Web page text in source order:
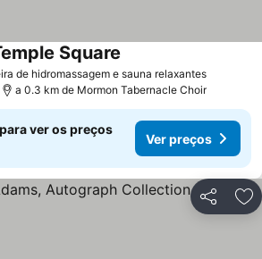
de hidromassagem e sauna relaxantes
Square
a 0.3 km de Mormon Tabernacle Choir
ver os preços
Ver preços
Partilhar